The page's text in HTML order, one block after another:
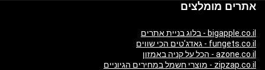
אתרים מומלצים
bigapple.co.il - בלוג בניית אתרים
fungets.co.il - גאדג'טים הכי שווים
azone.co.il - הכל על קניה באמזון
zipzap.co.il - מוצרי חשמל במחירים הגיוניים